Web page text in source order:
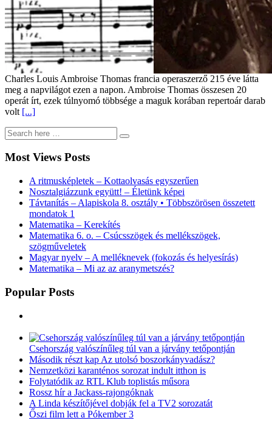
Charles Louis Ambroise Thomas francia operaszerző 215 éve látta
meg a napvilágot ezen a napon. Ambroise Thomas összesen 20
operát írt, ezek túlnyomó többsége a maguk korában repertoár darab
volt [...]
Most Views Posts
A ritmusképletek – Kottaolvasás egyszerűen
Nosztalgiázzunk együtt! – Életünk képei
Távtanítás – Alapiskola 8. osztály • Többszörösen összetett
mondatok 1
Matematika – Kerekítés
Matematika 6. o. – Csúcsszögek és mellékszögek,
szögműveletek
Magyar nyelv – A melléknevek (fokozás és helyesírás)
Matematika – Mi az az aranymetszés?
Popular Posts
Csehország valószínűleg túl van a járvány tetőpontján
Második részt kap Az utolsó boszorkányvadász?
Nemzetközi karanténos sorozat indult itthon is
Folytatódik az RTL Klub toplistás műsora
Rossz hír a Jackass-rajongóknak
A Linda készítőjével dobják fel a TV2 sorozatát
Őszi film lett a Pókember 3